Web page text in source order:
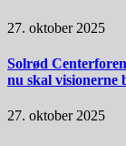
27. oktober 2025
Solrød
nu skal visionerne
27. oktober 2025